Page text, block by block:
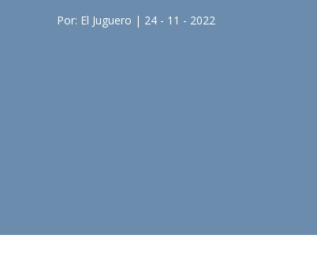
Por: El Juguero | 24 - 11 - 2022